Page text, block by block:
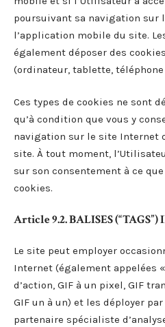
poursuivant sa navigation sur
l’application mobile du site.
également déposer des
(ordinateur, tablette,
Ces types de cookies ne sont
qu’à condition que vous y
navigation sur le site Internet
site. À tout moment,
sur son consentement à ce
cookies.
Article 9.2. BALISES
Le site peut employer
Internet (également appelées
d’action, GIF à un pixel, GIF
GIF un à un) et les déployer
partenaire spécialiste